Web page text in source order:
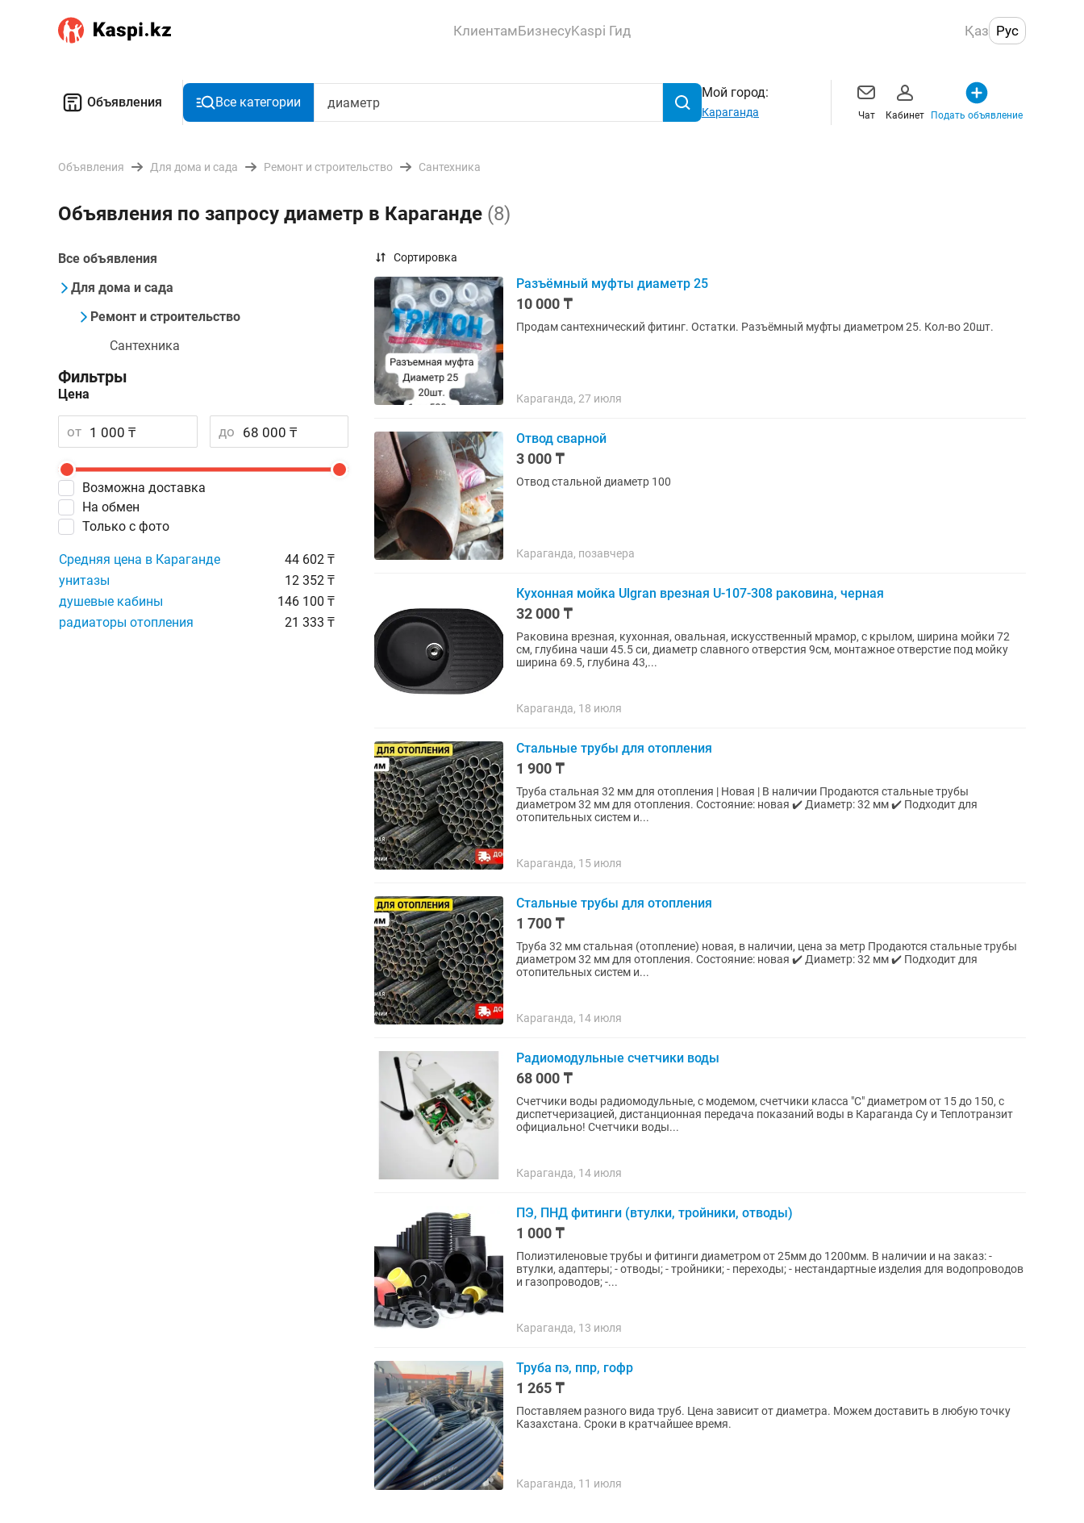
КлиентамБизнесуKaspi Гид Қаз Рус
Объявления Все категории
Мой город:
Караганда Чат Кабинет Подать объявление
Объявления Для дома и сада Ремонт и строительство Сантехника
Объявления по запросу диаметр в Караганде (8)
Все объявления
Для дома и сада
Ремонт и строительство
Сантехника
Фильтры
Цена
от до
Возможна доставка
На обмен
Только с фото
Средняя цена в Караганде
44 602 ₸
унитазы
12 352 ₸
душевые кабины
146 100 ₸
радиаторы отопления
21 333 ₸
Сортировка
Разъёмный муфты диаметр 25
10 000 ₸
Продам сантехнический фитинг. Остатки. Разъёмный муфты диаметром 25. Кол-во 20шт.
Караганда, 27 июля
Отвод сварной
3 000 ₸
Отвод стальной диаметр 100
Караганда, позавчера
Кухонная мойка Ulgran врезная U-107-308 раковина, черная
32 000 ₸
Раковина врезная, кухонная, овальная, искусственный мрамор, с крылом, ширина мойки 72
см, глубина чаши 45.5 си, диаметр славного отверстия 9см, монтажное отверстие под мойку
ширина 69.5, глубина 43,...
Караганда, 18 июля
Стальные трубы для отопления
1 900 ₸
Труба стальная 32 мм для отопления | Новая | В наличии Продаются стальные трубы
диаметром 32 мм для отопления. Состояние: новая ✔️ Диаметр: 32 мм ✔️ Подходит для
отопительных систем и...
Караганда, 15 июля
Стальные трубы для отопления
1 700 ₸
Труба 32 мм стальная (отопление) новая, в наличии, цена за метр Продаются стальные трубы
диаметром 32 мм для отопления. Состояние: новая ✔️ Диаметр: 32 мм ✔️ Подходит для
отопительных систем и...
Караганда, 14 июля
Радиомодульные счетчики воды
68 000 ₸
Счетчики воды радиомодульные, с модемом, счетчики класса "С" диаметром от 15 до 150, с
диспетчеризацией, дистанционная передача показаний воды в Караганда Су и Теплотранзит
официально! Счетчики воды...
Караганда, 14 июля
ПЭ, ПНД фитинги (втулки, тройники, отводы)
1 000 ₸
Полиэтиленовые трубы и фитинги диаметром от 25мм до 1200мм. В наличии и на заказ: -
втулки, адаптеры; - отводы; - тройники; - переходы; - нестандартные изделия для водопроводов
и газопроводов; -...
Караганда, 13 июля
Труба пэ, ппр, гофр
1 265 ₸
Поставляем разного вида труб. Цена зависит от диаметра. Можем доставить в любую точку
Казахстана. Сроки в кратчайшее время.
Караганда, 11 июля